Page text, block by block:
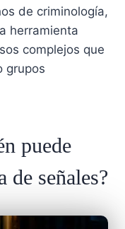
de criminología,
herramienta
complejos que
grupos
puede
señales?